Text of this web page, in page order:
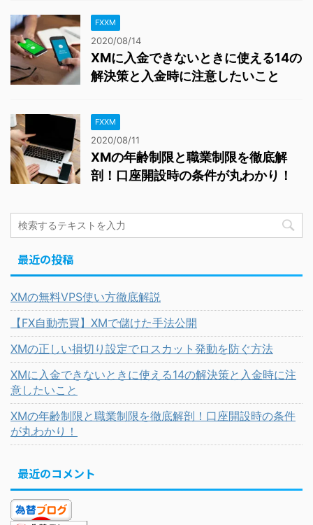
FXXM
2020/08/14
XMに入金できないときに使える14の
解決策と入金時に注意したいこと
FXXM
2020/08/11
XMの年齢制限と職業制限を徹底解
剖！口座開設時の条件が丸わかり！
最近の投稿
XMの無料VPS使い方徹底解説
【FX自動売買】XMで儲けた手法公開
XMの正しい損切り設定でロスカット発動を防ぐ方法
XMに入金できないときに使える14の解決策と入金時に注
意したいこと
XMの年齢制限と職業制限を徹底解剖！口座開設時の条件
が丸わかり！
最近のコメント